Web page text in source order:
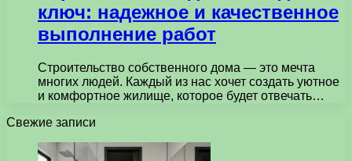
ключ: надежное и качественное
выполнение работ
Строительство собственного дома — это мечта
многих людей. Каждый из нас хочет создать уютное
и комфортное жилище, которое будет отвечать…
Свежие записи